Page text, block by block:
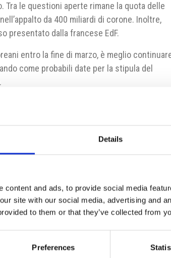
Details
content and ads, to provide social media
site with our social media, advertising and
to them or that they’ve collected from
Preferences
Tra le questioni aperte rimane la quota delle
da 400 miliardi di corone. Inoltre,
presentato dalla francese EdF.
entro la fine di marzo, è meglio
come probabili date per la stipula del
benes-podpis-smluv-na-jaderne-